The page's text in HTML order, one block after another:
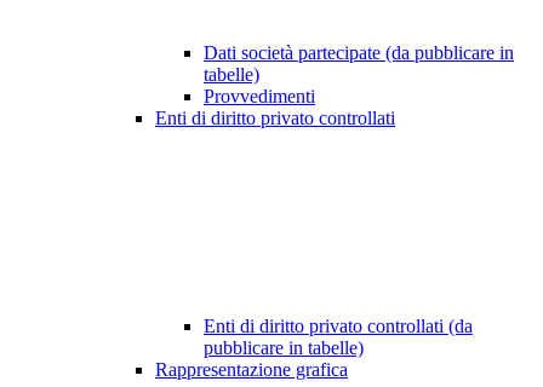
Dati società partecipate (da pubblicare in
tabelle)
Provvedimenti
Enti di diritto privato controllati
Enti di diritto privato controllati (da
pubblicare in tabelle)
Rappresentazione grafica